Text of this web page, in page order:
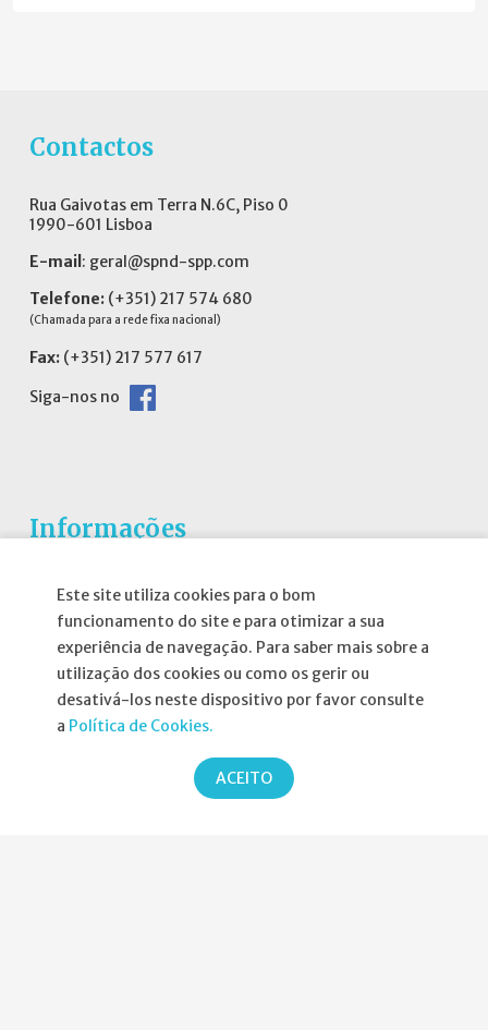
Este site utiliza cookies para o bom
funcionamento do site e para otimizar a sua
experiência de navegação. Para saber mais sobre a
utilização dos cookies ou como os gerir ou
desativá-los neste dispositivo por favor consulte
a Política de Cookies.
ACEITO
Contactos
Rua Gaivotas em Terra N.6C, Piso 0
1990-601 Lisboa
E-mail : geral@spnd-spp.com
Telefone: (+351) 217 574 680
(Chamada para a rede fixa nacional)
Fax: (+351) 217 577 617
Siga-nos no
Informações
Atribuição da Bolsa SPND
Agenda
Política de Privacidade